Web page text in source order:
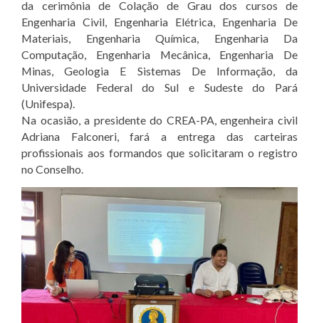
da cerimônia de Colação de Grau dos cursos de
Engenharia Civil, Engenharia Elétrica, Engenharia De
Materiais, Engenharia Química, Engenharia Da
Computação, Engenharia Mecânica, Engenharia De
Minas, Geologia E Sistemas De Informação, da
Universidade Federal do Sul e Sudeste do Pará
(Unifespa).
Na ocasião, a presidente do CREA-PA, engenheira civil
Adriana Falconeri, fará a entrega das carteiras
profissionais aos formandos que solicitaram o registro
no Conselho.